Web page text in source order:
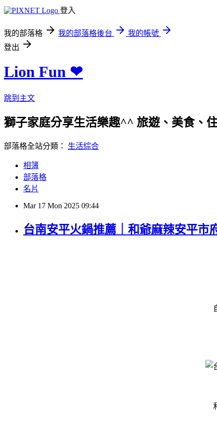
登入
我的部落格 我的部落格後台
我的帳號
登出
Lion Fun ❤
跳到主文
獅子家庭分享生活樂趣^^ 旅遊、美食、
部落格全站分類： 生活綜合
相簿
部落格
名片
Mar 17 Mon 2025 09:44
台南安平火鍋推薦｜和爺麻辣安平市